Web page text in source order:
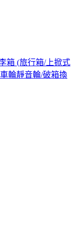
箱 (旅行箱/上掀式
輪靜音輪/破箱換